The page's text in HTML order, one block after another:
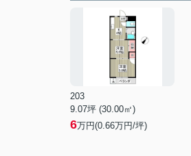
203
9.07坪 (30.00㎡)
6万円(0.66万円/坪)